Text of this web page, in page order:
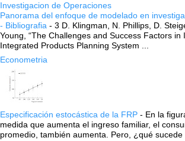
Investigacion de Operaciones
Panorama del enfoque de modelado en
- Bibliografia - 3 D. Klingman, N. Phillips, D.
Young, “The Challenges and Success Factors in
Integrated Products Planning System ...
Econometria
Especificación estocástica de la FRP - En la
medida que aumenta el ingreso familiar, el
promedio, también aumenta. Pero, ¿qué sucede